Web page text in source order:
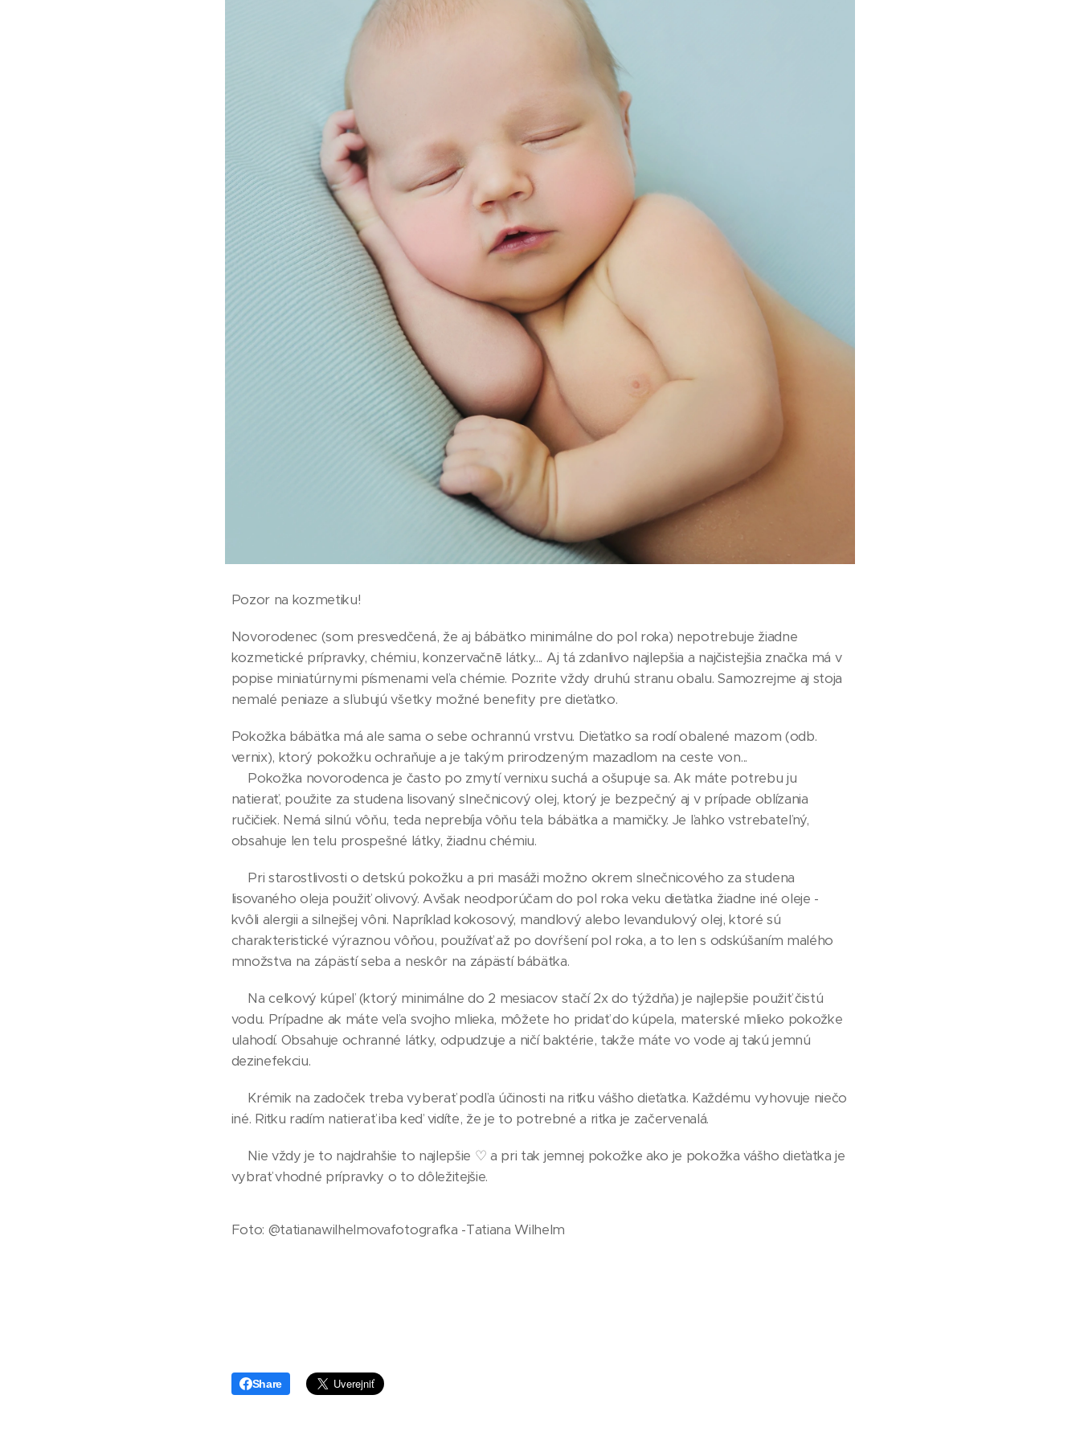
Pozor na kozmetiku!
Novorodenec (som presvedčená, že aj bábätko minimálne do pol roka) nepotrebuje žiadne
kozmetické prípravky, chémiu, konzervačnē látky.... Aj tá zdanlivo najlepšia a najčistejšia značka má v
popise miniatúrnymi písmenami veľa chémie. Pozrite vždy druhú stranu obalu. Samozrejme aj stoja
nemalé peniaze a sľubujú všetky možné benefity pre dieťatko.
Pokožka bábätka má ale sama o sebe ochrannú vrstvu. Dieťatko sa rodí obalené mazom (odb.
vernix), ktorý pokožku ochraňuje a je takým prirodzeným mazadlom na ceste von...
👶🏼Pokožka novorodenca je často po zmytí vernixu suchá a ošupuje sa. Ak máte potrebu ju
natierať, použite za studena lisovaný slnečnicový olej, ktorý je bezpečný aj v prípade oblízania
ručičiek. Nemá silnú vôňu, teda neprebíja vôňu tela bábätka a mamičky. Je ľahko vstrebateľný,
obsahuje len telu prospešné látky, žiadnu chémiu.
👶🏼Pri starostlivosti o detskú pokožku a pri masáži možno okrem slnečnicového za studena
lisovaného oleja použiť olivový. Avšak neodporúčam do pol roka veku dieťatka žiadne iné oleje -
kvôli alergii a silnejšej vôni. Napríklad kokosový, mandlový alebo levandulový olej, ktoré sú
charakteristické výraznou vôňou, používať až po dovŕšení pol roka, a to len s odskúšaním malého
množstva na zápästí seba a neskôr na zápästí bábätka.
👶🏼Na celkový kúpeľ (ktorý minimálne do 2 mesiacov stačí 2x do týždňa) je najlepšie použiť čistú
vodu. Prípadne ak máte veľa svojho mlieka, môžete ho pridať do kúpela, materské mlieko pokožke
ulahodí. Obsahuje ochranné látky, odpudzuje a ničí baktérie, takže máte vo vode aj takú jemnú
dezinefekciu.
👶🏼Krémik na zadoček treba vyberať podľa účinosti na riťku vášho dieťatka. Každému vyhovuje niečo
iné. Riťku radím natierať iba keď vidíte, že je to potrebné a riťka je začervenalá.
👶🏼Nie vždy je to najdrahšie to najlepšie ♡ a pri tak jemnej pokožke ako je pokožka vášho dieťatka je
vybrať vhodné prípravky o to dôležitejšie.
Foto: @tatianawilhelmovafotografka -Tatiana Wilhelm
Share